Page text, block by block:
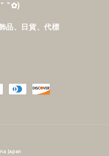
˘✿)
品、日貨、代標
Japan